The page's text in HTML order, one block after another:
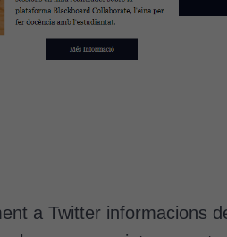
a Twitter informacions
funcionalitat
i l'estructura
del lloc
Cookies